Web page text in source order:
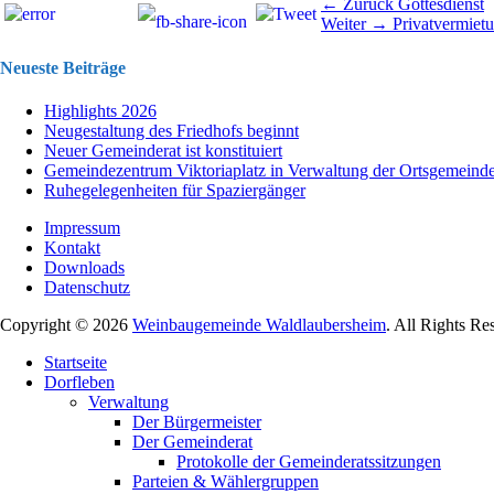
Beitragsnavigation ← Zurück
Beitrag:
Gottesdienst
Weiter → Nächster
Neueste Beiträge
Highlights 2026
Neugestaltung des Friedhofs beginnt
Neuer Gemeinderat ist konstituiert
Gemeindezentrum Viktoriaplatz in Verwaltung der
Ruhegelegenheiten für Spaziergänger
Impressum
Kontakt
Downloads
Datenschutz
Copyright © 2026 Weinbaugemeinde Waldlaubersheim. All Rights
oben
scrollen
Startseite
Dorfleben
Verwaltung
Der Bürgermeister
Der Gemeinderat
Protokolle der Gemeinderatssitzungen
Parteien & Wählergruppen